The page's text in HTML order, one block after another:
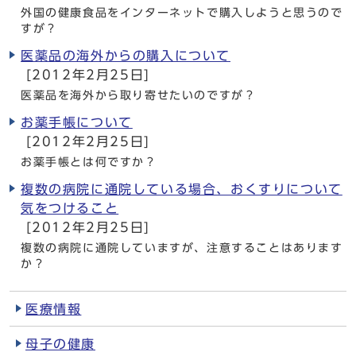
外国の健康食品をインターネットで購入しようと思うので
すが？
医薬品の海外からの購入について
[2012年2月25日]
医薬品を海外から取り寄せたいのですが？
お薬手帳について
[2012年2月25日]
お薬手帳とは何ですか？
複数の病院に通院している場合、おくすりについて
気をつけること
[2012年2月25日]
複数の病院に通院していますが、注意することはあります
か？
医療情報
母子の健康